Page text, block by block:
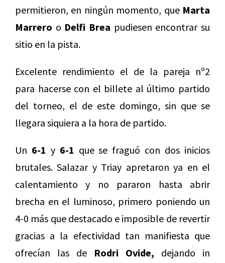
permitieron, en ningún momento, que Marta
Marrero o Delfi Brea pudiesen encontrar su
sitio en la pista.
Excelente rendimiento el de la pareja nº2
para hacerse con el billete al último partido
del torneo, el de este domingo, sin que se
llegara siquiera a la hora de partido.
Un 6-1 y 6-1 que se fraguó con dos inicios
brutales. Salazar y Triay apretaron ya en el
calentamiento y no pararon hasta abrir
brecha en el luminoso, primero poniendo un
4-0 más que destacado e imposible de revertir
gracias a la efectividad tan manifiesta que
ofrecían las de Rodri Ovide, dejando in